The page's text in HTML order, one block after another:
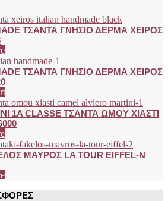
ΤΣΑΝΤΑ ΓΝΗΣΙΟ ΔΕΡΜΑ ΧΕΙΡΟΣ
ΤΣΑΝΤΑ ΓΝΗΣΙΟ ΔΕΡΜΑ ΧΕΙΡΟΣ
1A CLASSE ΤΣΑΝΤΑ ΩΜΟΥ ΧΙΑΣΤΙ
ΜΑΥΡΟΣ LA TOUR EIFFEL-N